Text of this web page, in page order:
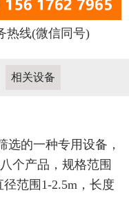
热线(微信同号)
相关设备
的一种专用设备，
个产品，规格范围
范围1-2.5m，长度